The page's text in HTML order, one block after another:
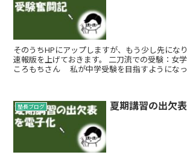
そのうちHPにアップしますが、もう少し先にな
速報版を上げておきます。 二刀流での受験：女学院中学進学 あん
ころもちさん 私が中学受験を目指すようになったきっかけは、父
塾長ブログ 夏期講習の出欠